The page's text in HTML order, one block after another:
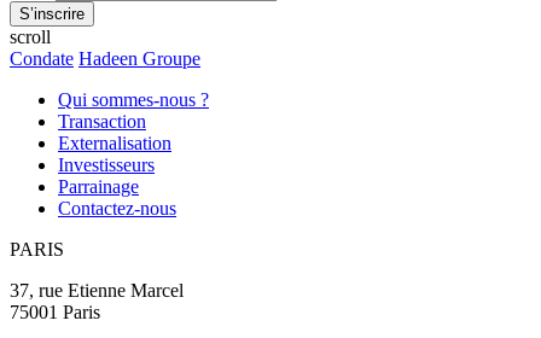
scroll
Condate Hadeen Groupe
Qui sommes-nous ?
Transaction
Externalisation
Investisseurs
Parrainage
Contactez-nous
PARIS
37, rue Etienne Marcel
75001 Paris